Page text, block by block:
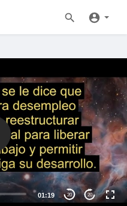
01:19 20 20